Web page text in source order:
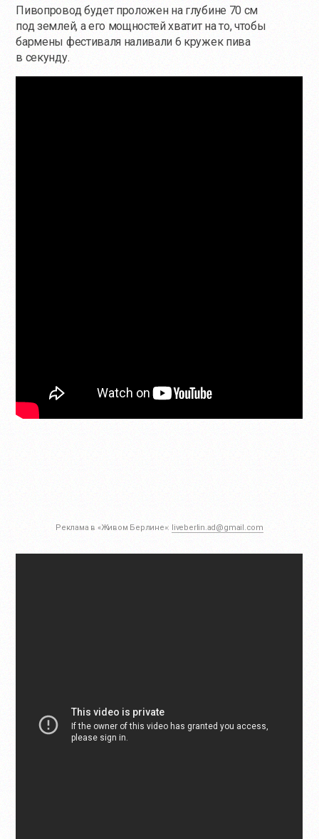
Пивопровод будет проложен на глубине 70 см
под землей, а его мощностей хватит на то, чтобы
бармены фестиваля наливали 6 кружек пива
в секунду.
Реклама в «Живом Берлине»: liveberlin.ad@gmail.com